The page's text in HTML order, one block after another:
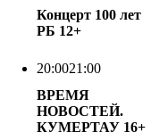
Концерт 100 лет
РБ 12+
20:0021:00
ВРЕМЯ
НОВОСТЕЙ.
КУМЕРТАУ 16+